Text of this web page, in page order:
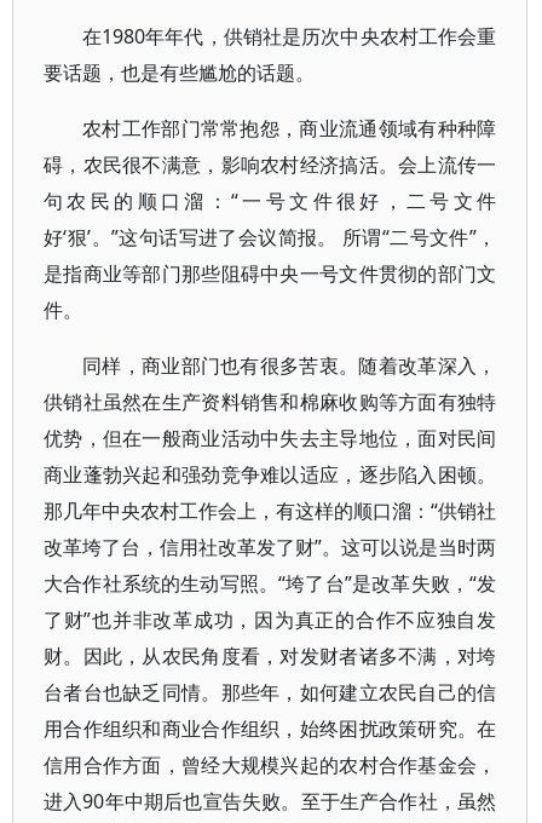
在1980年年代，供销社是历次中央农村工作会重
要话题，也是有些尴尬的话题。
农村工作部门常常抱怨，商业流通领域有种种障
碍，农民很不满意，影响农村经济搞活。会上流传一
句农民的顺口溜：“一号文件很好，二号文件
好‘狠’。”这句话写进了会议简报。 所谓“二号文件”，
是指商业等部门那些阻碍中央一号文件贯彻的部门文
件。
同样，商业部门也有很多苦衷。随着改革深入，
供销社虽然在生产资料销售和棉麻收购等方面有独特
优势，但在一般商业活动中失去主导地位，面对民间
商业蓬勃兴起和强劲竞争难以适应，逐步陷入困顿。
那几年中央农村工作会上，有这样的顺口溜：“供销社
改革垮了台，信用社改革发了财”。这可以说是当时两
大合作社系统的生动写照。“垮了台”是改革失败，“发
了财”也并非改革成功，因为真正的合作不应独自发
财。因此，从农民角度看，对发财者诸多不满，对垮
台者台也缺乏同情。那些年，如何建立农民自己的信
用合作组织和商业合作组织，始终困扰政策研究。在
信用合作方面，曾经大规模兴起的农村合作基金会，
进入90年中期后也宣告失败。至于生产合作社，虽然